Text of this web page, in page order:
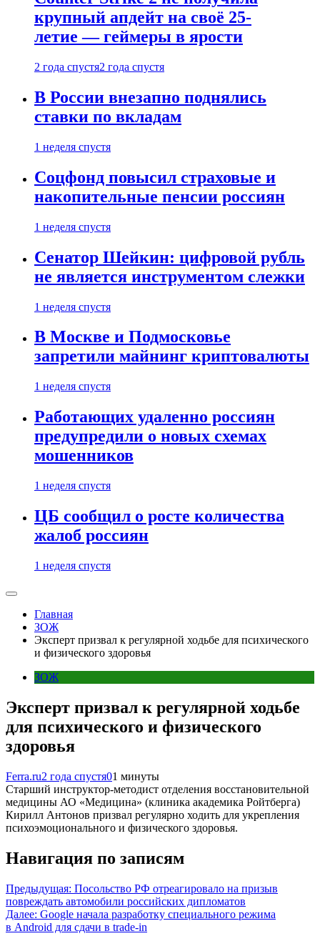
крупный апдейт на своё 25-
летие — геймеры в ярости
2 года спустя2 года спустя
В России внезапно поднялись
ставки по вкладам
1 неделя спустя
Соцфонд повысил страховые и
накопительные пенсии россиян
1 неделя спустя
Сенатор Шейкин: цифровой рубль
не является инструментом слежки
1 неделя спустя
В Москве и Подмосковье
запретили майнинг криптовалюты
1 неделя спустя
Работающих удаленно россиян
предупредили о новых схемах
мошенников
1 неделя спустя
ЦБ сообщил о росте количества
жалоб россиян
1 неделя спустя
Главная
ЗОЖ
Эксперт призвал к регулярной ходьбе для психического
и физического здоровья
ЗОЖ
Эксперт призвал к регулярной ходьбе
для психического и физического
здоровья
Ferra.ru2 года спустя01 минуты
Старший инструктор-методист отделения восстановительной
медицины АО «Медицина» (клиника академика Ройтберга)
Кирилл Антонов призвал регулярно ходить для укрепления
психоэмоционального и физического здоровья.
Навигация по записям
Предыдущая: Посольство РФ отреагировало на призыв
повреждать автомобили российских дипломатов
Далее: Google начала разработку специального режима
в Android для сдачи в trade-in